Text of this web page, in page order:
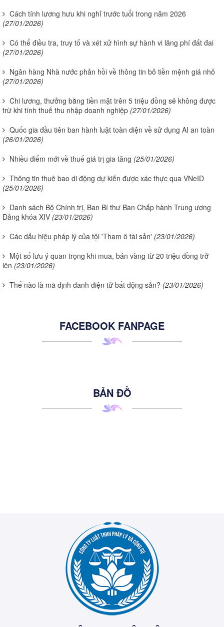
Cách tính lương hưu khi nghỉ trước tuổi trong năm 2026
(27/01/2026)
Có thể điều tra, truy tố và xét xử hình sự hành vi lãng phí đất đai
(27/01/2026)
Ngân hàng Nhà nước phản hồi về thông tin bỏ tiền mệnh giá nhỏ
(27/01/2026)
Chi lương, thưởng bằng tiền mặt trên 5 triệu đồng sẽ không được
trừ khi tính thuế thu nhập doanh nghiệp (27/01/2026)
Quốc gia đầu tiên ban hành luật toàn diện về sử dụng AI an toàn
(26/01/2026)
Nhiều điểm mới về thuế giá trị gia tăng (25/01/2026)
Thông tin thuê bao di động dự kiến được xác thực qua VNeID
(25/01/2026)
Danh sách Bộ Chính trị, Ban Bí thư Ban Chấp hành Trung ương
Đảng khóa XIV (23/01/2026)
Các dấu hiệu pháp lý của tội 'Tham ô tài sản' (23/01/2026)
Một số lưu ý quan trọng khi mua, bán vàng từ 20 triệu đồng trở
lên (23/01/2026)
Thế nào là mã định danh điện tử bất động sản? (23/01/2026)
FACEBOOK FANPAGE
BẢN ĐỒ